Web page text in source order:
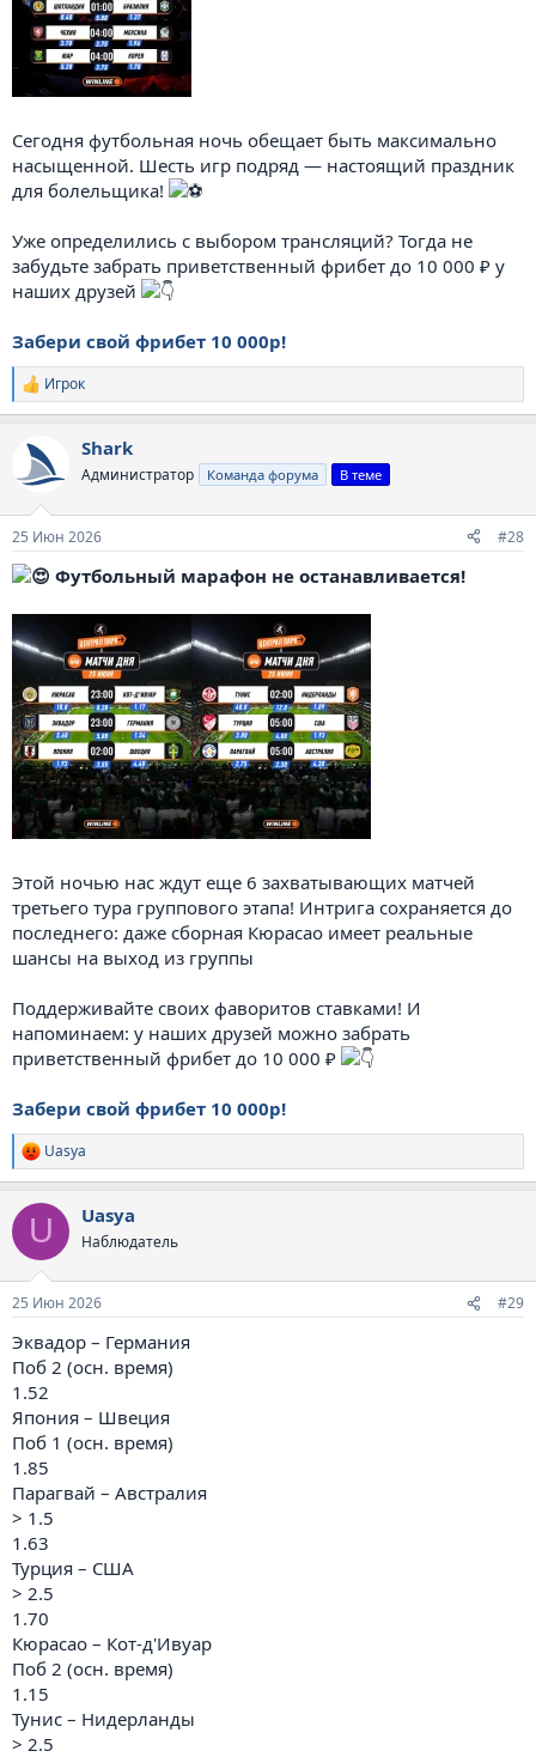
Сегодня футбольная ночь обещает быть максимально
насыщенной. Шесть игр подряд — настоящий праздник
для болельщика!
Уже определились с выбором трансляций? Тогда не
забудьте забрать приветственный фрибет до 10 000 ₽ у
наших друзей
Забери свой фрибет 10 000р!
Р
е
к
ц
и
Игрок
Shark
Администратор Команда форума В теме
25 Июн 2026 #28
Футбольный марафон не останавливается!
Этой ночью нас ждут еще 6 захватывающих матчей
третьего тура группового этапа! Интрига сохраняется до
последнего: даже сборная Кюрасао имеет реальные
шансы на выход из группы
Поддерживайте своих фаворитов ставками! И
напоминаем: у наших друзей можно забрать
приветственный фрибет до 10 000 ₽
Забери свой фрибет 10 000р!
Р
е
к
и
Uasya
U Uasya
Наблюдатель
25 Июн 2026 #29
Эквадор – Германия
Поб 2 (осн. время)
1.52
Япония – Швеция
Поб 1 (осн. время)
1.85
Парагвай – Австралия
> 1.5
1.63
Турция – США
> 2.5
1.70
Кюрасао – Кот-д'Ивуар
Поб 2 (осн. время)
1.15
Тунис – Нидерланды
> 2.5